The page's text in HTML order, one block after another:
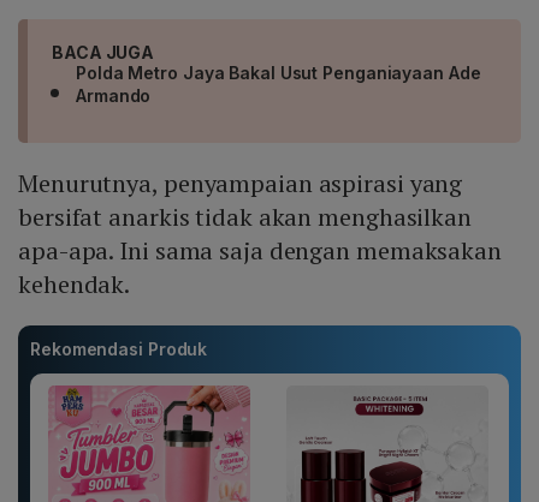
BACA JUGA
Polda Metro Jaya Bakal Usut Penganiayaan Ade
Armando
Menurutnya, penyampaian aspirasi yang
bersifat anarkis tidak akan menghasilkan
apa-apa. Ini sama saja dengan memaksakan
kehendak.
Rekomendasi Produk